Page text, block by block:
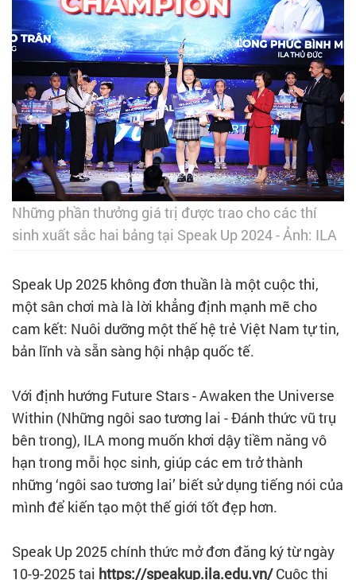
Những phần thưởng giá trị được trao cho các thí
sinh xuất sắc hai bảng tại Speak Up 2024 - Ảnh: ILA
Speak Up 2025 không đơn thuần là một cuộc thi,
một sân chơi mà là lời khẳng định mạnh mẽ cho
cam kết: Nuôi dưỡng một thế hệ trẻ Việt Nam tự tin,
bản lĩnh và sẵn sàng hội nhập quốc tế.
Với định hướng Future Stars - Awaken the Universe
Within (Những ngôi sao tương lai - Đánh thức vũ trụ
bên trong), ILA mong muốn khơi dậy tiềm năng vô
hạn trong mỗi học sinh, giúp các em trở thành
những ‘ngôi sao tương lai’ biết sử dụng tiếng nói của
mình để kiến tạo một thế giới tốt đẹp hơn.
Speak Up 2025 chính thức mở đơn đăng ký từ ngày
10-9-2025 tại https://speakup.ila.edu.vn/Cuộc thi